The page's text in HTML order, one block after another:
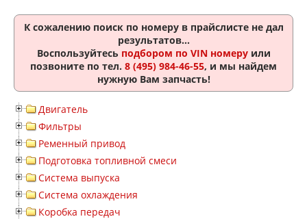
К сожалению поиск по номеру в прайслисте не дал
результатов...
Воспользуйтесь подбором по VIN номеруили
позвоните по тел. 8 (495) 984-46-55, и мы найдем
нужную Вам запчасть!
Двигатель
Фильтры
Ременный привод
Подготовка топливной смеси
Система выпуска
Система охлаждения
Коробка передач